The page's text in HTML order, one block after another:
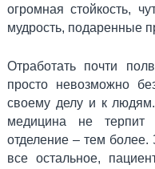
огромная стойкость,
мудрость, подаренные
Отработать почти
просто невозможно
своему делу и к
медицина не терпит
отделение – тем более.
все остальное,